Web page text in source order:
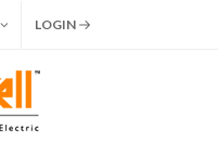
LOGIN